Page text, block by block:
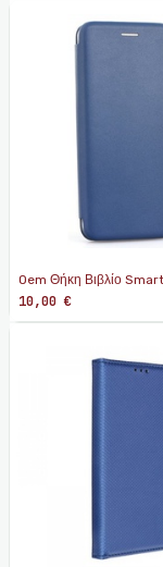
Oem Θήκη Βιβλίο
Elegance Για Apple
Μπλε
10,00 €